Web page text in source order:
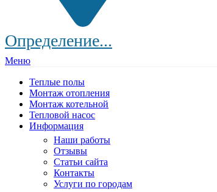
Определение...
Меню
Теплые полы
Монтаж отопления
Монтаж котельной
Тепловой насос
Информация
Наши работы
Отзывы
Статьи сайта
Контакты
Услуги по городам